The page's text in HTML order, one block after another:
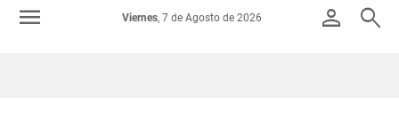
Colombia
person search
Viernes, 7 de Agosto de 2026
menu